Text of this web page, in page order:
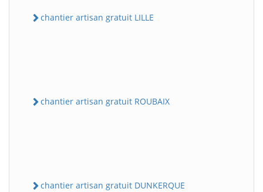
chantier artisan gratuit LILLE
chantier artisan gratuit ROUBAIX
chantier artisan gratuit DUNKERQUE